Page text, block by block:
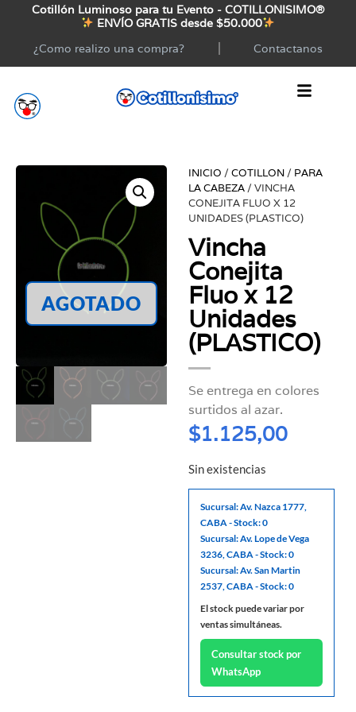
Cotillón Luminoso para tu Evento - COTILLONISIMO®
ENVÍO GRATIS desde $50.000
¿Como realizo una compra?
Contactanos
AGOTADO
INICIO /COTILLON / PARA
LA CABEZA / VINCHA
CONEJITA FLUO X 12
UNIDADES (PLASTICO)
Vincha
Conejita
Fluo x 12
Unidades
(PLASTICO)
Se entrega en colores
surtidos al azar.
$1.125,00
Sin existencias
Sucursal: Av. Nazca 1777,
CABA - Stock: 0
Sucursal: Av. Lope de Vega
3236, CABA - Stock: 0
Sucursal: Av. San Martin
2537, CABA - Stock: 0
El stock puede variar por
ventas simultáneas.
Consultar stock por
WhatsApp